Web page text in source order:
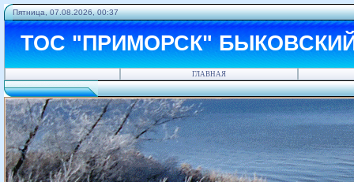
Пятница, 07.08.2026, 00:37
ТОС "ПРИМОРСК"
ГЛАВНАЯ